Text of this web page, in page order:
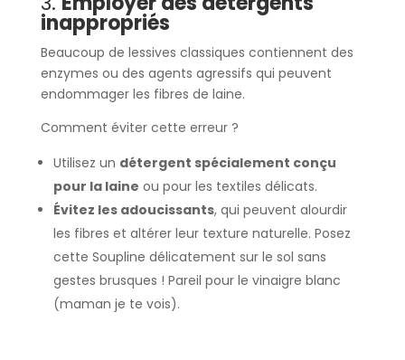
inappropriés
Beaucoup de lessives classiques contiennent des
enzymes ou des agents agressifs qui peuvent
endommager les fibres de laine.
Comment éviter cette erreur ?
Utilisez un détergent spécialement conçu
pour la laine ou pour les textiles délicats.
Évitez les adoucissants, qui peuvent alourdir
les fibres et altérer leur texture naturelle. Posez
cette Soupline délicatement sur le sol sans
gestes brusques ! Pareil pour le vinaigre blanc
(maman je te vois).